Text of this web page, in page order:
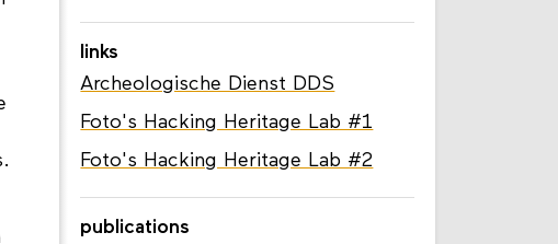
links
Archeologische Dienst DDS
Foto's Hacking Heritage Lab #1